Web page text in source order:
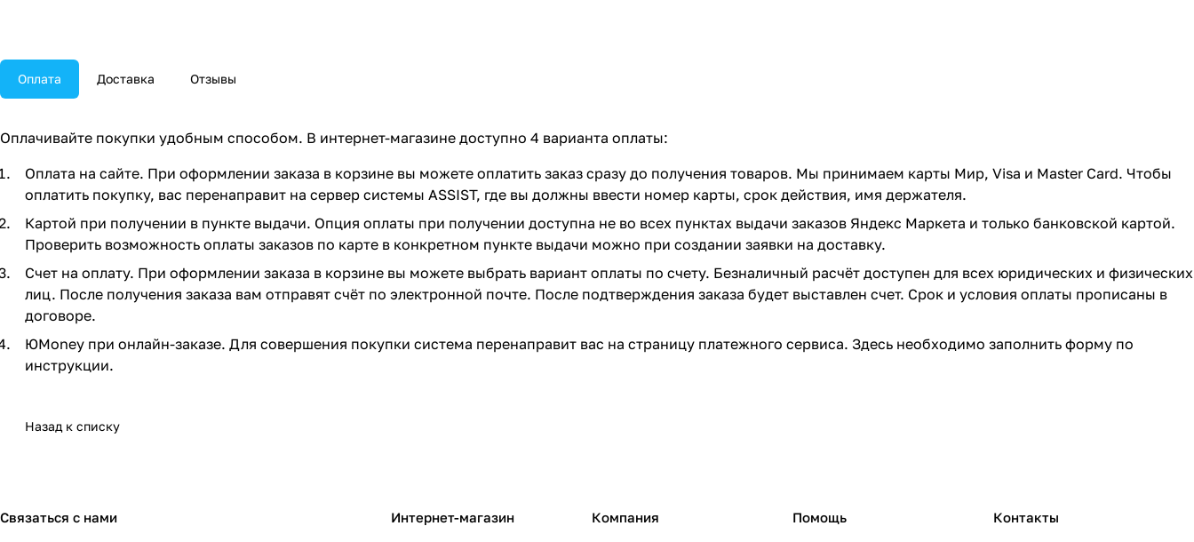
Оплата Доставка Отзывы
Оплачивайте покупки удобным способом. В интернет-магазине доступно 4 варианта оплаты:
Оплата на сайте. При оформлении заказа в корзине вы можете оплатить заказ сразу до получения товаров. Мы принимаем карты Мир, Visa и Master Card. Чтобы
оплатить покупку, вас перенаправит на сервер системы ASSIST, где вы должны ввести номер карты, срок действия, имя держателя.
Картой при получении в пункте выдачи. Опция оплаты при получении доступна не во всех пунктах выдачи заказов Яндекс Маркета и только банковской картой.
Проверить возможность оплаты заказов по карте в конкретном пункте выдачи можно при создании заявки на доставку.
Счет на оплату. При оформлении заказа в корзине вы можете выбрать вариант оплаты по счету. Безналичный расчёт доступен для всех юридических и физических
лиц. После получения заказа вам отправят счёт по электронной почте. После подтверждения заказа будет выставлен счет. Срок и условия оплаты прописаны в
договоре.
ЮMoney при онлайн-заказе. Для совершения покупки система перенаправит вас на страницу платежного сервиса. Здесь необходимо заполнить форму по
инструкции.
Назад к списку
Связаться с нами Интернет-магазин Компания Помощь Контакты